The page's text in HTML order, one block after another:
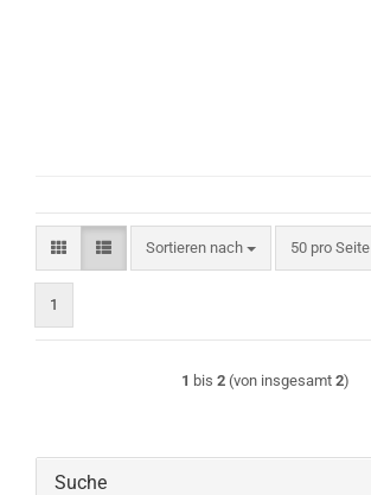
Sortieren nach
Sortieren nach 50 pro Seite
pro Seite
1
1 bis 2 (von insgesamt 2)
Suche